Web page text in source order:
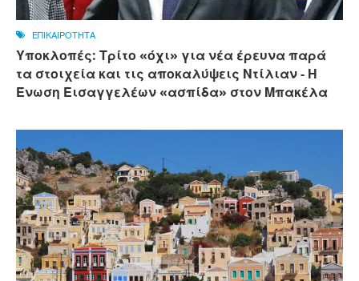
ΕΠΙΚΑΙΡΟΤΗΤΑ
Υποκλοπές: Τρίτο «όχι» για νέα έρευνα παρά
τα στοιχεία και τις αποκαλύψεις Ντίλιαν - Η
Ένωση Εισαγγελέων «ασπίδα» στον Μπακέλα